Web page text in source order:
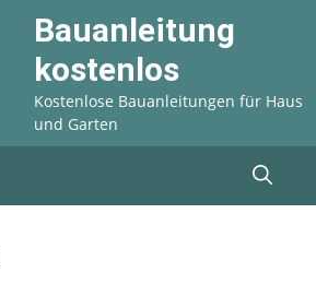
Bauanleitung
kostenlos
Kostenlose Bauanleitungen für Haus
und Garten